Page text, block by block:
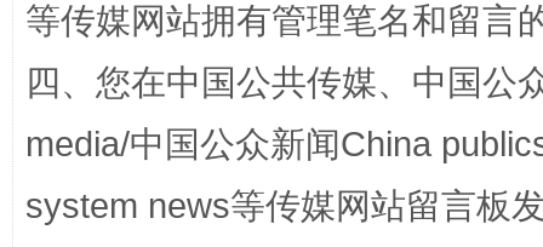
扯下公款旅游的“隐身衣” 如何以
等传媒网站拥有管理笔名和留言
四、您在中国公共传媒、中国公
media/中国公众新闻China
system news等传媒网站留言板